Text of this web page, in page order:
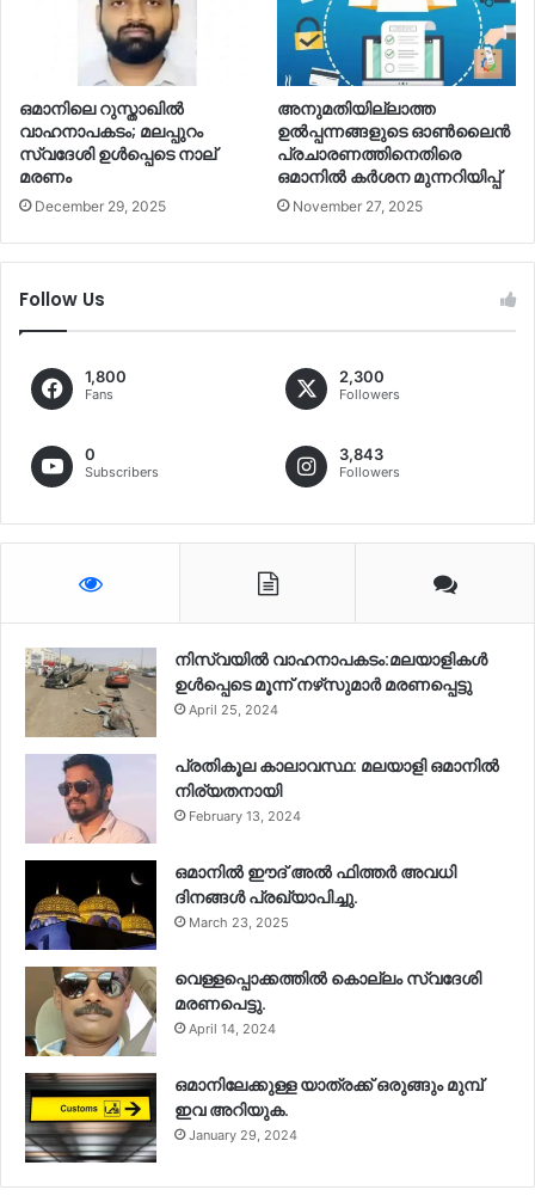
ഒമാനിലെ റുസ്താഖില്‍
വാഹനാപകടം; മലപ്പുറം
സ്വദേശി ഉള്‍പ്പെടെ നാല്
മരണം
December 29, 2025
അനുമതിയില്ലാത്ത
ഉല്‍പ്പന്നങ്ങളുടെ ഓണ്‍ലൈൻ
പ്രചാരണത്തിനെതിരെ
ഒമാനില്‍ കര്‍ശന മുന്നറിയിപ്പ്
November 27, 2025
Follow Us
1,800
Fans
2,300
Followers
0
Subscribers
3,843
Followers
നിസ്‌വയിൽ വാഹനാപകടം:മലയാളികള്‍
ഉള്‍പ്പെടെ മൂന്ന് നഴ്‌സുമാര്‍ മരണപ്പെട്ടു
April 25, 2024
പ്രതികൂല കാലാവസ്ഥ: മലയാളി ഒമാനിൽ
നിര്യതനായി
February 13, 2024
ഒമാനിൽ ഈദ് അൽ ഫിത്തർ അവധി
ദിനങ്ങൾ പ്രഖ്യാപിച്ചു.
March 23, 2025
വെള്ളപ്പൊക്കത്തിൽ കൊല്ലം സ്വദേശി
മരണപെട്ടു.
April 14, 2024
ഒമാനിലേക്കുള്ള യാത്രക്ക് ഒരുങ്ങും മുമ്പ്
ഇവ അറിയുക.
January 29, 2024